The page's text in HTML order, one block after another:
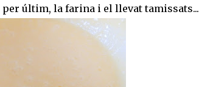
últim, la farina i el llevat tamissats...